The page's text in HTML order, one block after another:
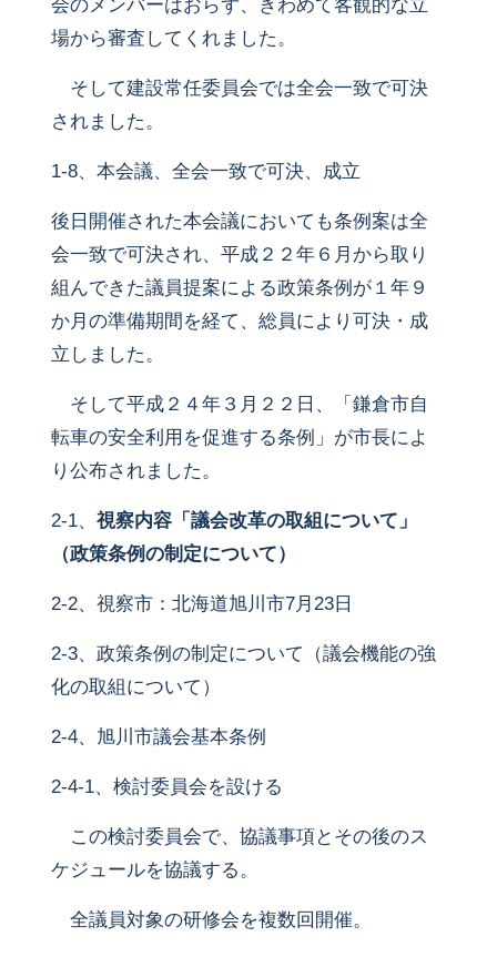
会のメンバーはおらず、きわめて客観的な立
場から審査してくれました。
そして建設常任委員会では全会一致で可決
されました。
1-8、本会議、全会一致で可決、成立
後日開催された本会議においても条例案は全
会一致で可決され、平成２２年６月から取り
組んできた議員提案による政策条例が１年９
か月の準備期間を経て、総員により可決・成
立しました。
そして平成２４年３月２２日、「鎌倉市自
転車の安全利用を促進する条例」が市長によ
り公布されました。
2-1、 視察内容「議会改革の取組について」
（政策条例の制定について）
2-2、視察市：北海道旭川市7月23日
2-3、政策条例の制定について（議会機能の強
化の取組について）
2-4、旭川市議会基本条例
2-4-1、検討委員会を設ける
この検討委員会で、協議事項とその後のス
ケジュールを協議する。
全議員対象の研修会を複数回開催。